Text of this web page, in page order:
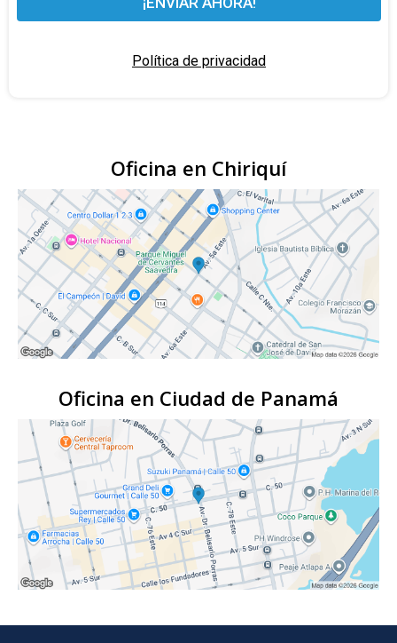
Política de privacidad
Oficina en Chiriquí
Oficina en Ciudad de Panamá